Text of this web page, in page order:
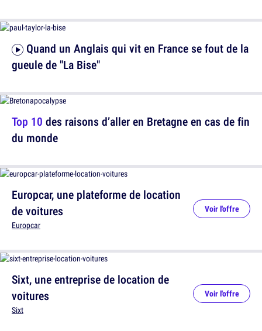
Top 10 des raisons d’aller en Bretagne en cas de fin
du monde
Sixt, une entreprise de location de
voitures
Sixt
Voir l'offre
gueule de "La Bise"
Europcar, une plateforme de location
de voitures
Europcar
Voir l'offre